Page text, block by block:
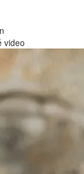
video